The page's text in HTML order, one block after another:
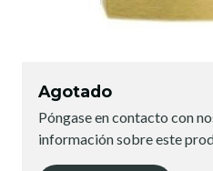
Agotado
Póngase en contacto con
información sobre este